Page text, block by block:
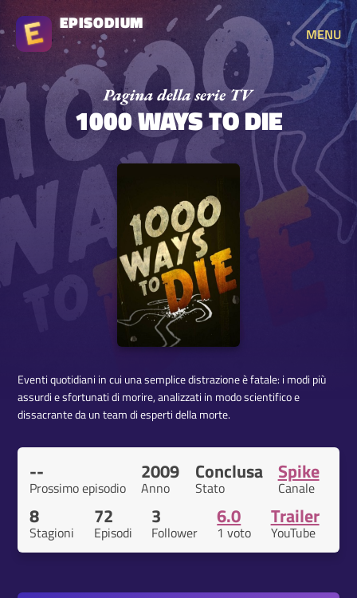
EPISODIUM
MENU
1000 WAYS TO DIE
Eventi quotidiani in cui una semplice distrazione è fatale: i modi più
assurdi e sfortunati di morire, analizzati in modo scientifico e
dissacrante da un team di esperti della morte.
--
Prossimo episodio
2009
Anno
Conclusa
Stato
Spike
Canale
8
Stagioni
72
Episodi
3
Follower
6.0
1 voto
Trailer
YouTube